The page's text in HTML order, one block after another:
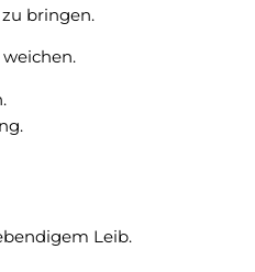
bringen.
Leib.